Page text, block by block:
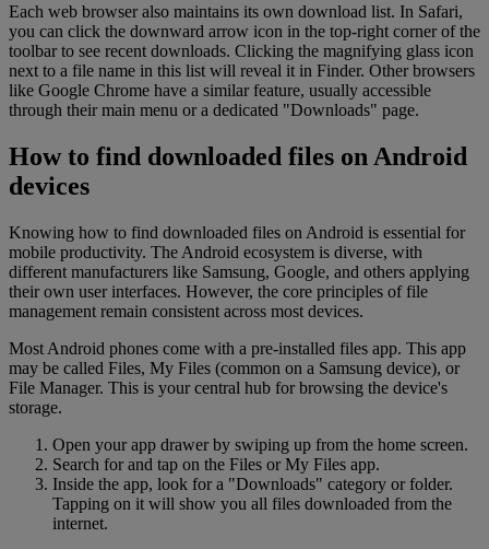
Each web browser also maintains its own download list. In Safari,
you can click the downward arrow icon in the top-right corner of the
toolbar to see recent downloads. Clicking the magnifying glass icon
next to a file name in this list will reveal it in Finder. Other browsers
like Google Chrome have a similar feature, usually accessible
through their main menu or a dedicated "Downloads" page.
How to find downloaded files on Android
devices
Knowing how to find downloaded files on Android is essential for
mobile productivity. The Android ecosystem is diverse, with
different manufacturers like Samsung, Google, and others applying
their own user interfaces. However, the core principles of file
management remain consistent across most devices.
Most Android phones come with a pre-installed files app. This app
may be called Files, My Files (common on a Samsung device), or
File Manager. This is your central hub for browsing the device's
storage.
Open your app drawer by swiping up from the home screen.
Search for and tap on the Files or My Files app.
Inside the app, look for a "Downloads" category or folder.
Tapping on it will show you all files downloaded from the
internet.